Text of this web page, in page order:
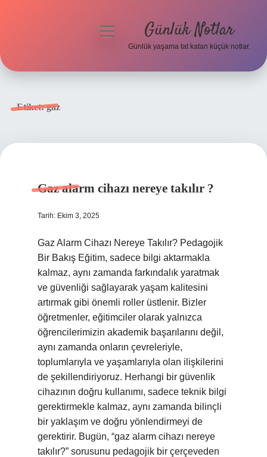
menüyü
Günlük Notlar
Günlük yaşama tat katan küçük notlar.
Etiket:gaz
Gaz alarm cihazı nereye takılır ?
Tarih: Ekim 3, 2025
Gaz Alarm Cihazı Nereye Takılır? Pedagojik
Bir Bakış Eğitim, sadece bilgi aktarmakla
kalmaz, aynı zamanda farkındalık yaratmak
ve güvenliği sağlayarak yaşam kalitesini
artırmak gibi önemli roller üstlenir. Bizler
öğretmenler, eğitimciler olarak yalnızca
öğrencilerimizin akademik başarılarını değil,
aynı zamanda onların çevreleriyle,
toplumlarıyla ve yaşamlarıyla olan ilişkilerini
de şekillendiriyoruz. Herhangi bir güvenlik
cihazının doğru kullanımı, sadece teknik bilgi
gerektirmekle kalmaz, aynı zamanda bilinçli
bir yaklaşım ve doğru yönlendirmeyi de
gerektirir. Bugün, “gaz alarm cihazı nereye
takılır?” sorusunu pedagojik bir çerçeveden